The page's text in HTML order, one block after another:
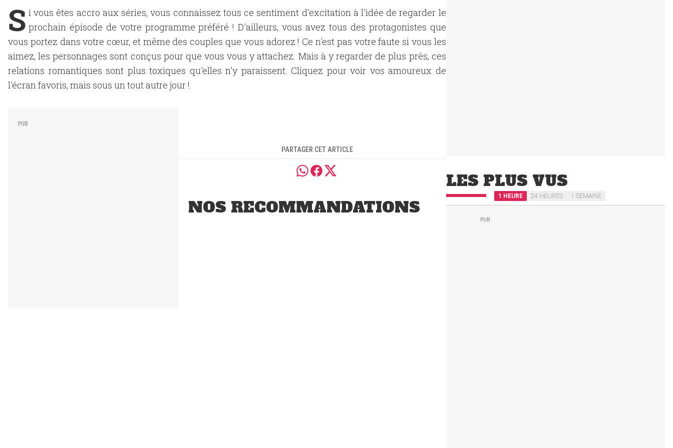
S i vous êtes accro aux séries, vous connaissez tous ce sentiment d'excitation à l'idée de regarder le
prochain épisode de votre programme préféré ! D'ailleurs, vous avez tous des protagonistes que
vous portez dans votre cœur, et même des couples que vous adorez ! Ce n'est pas votre faute si vous les
aimez, les personnages sont conçus pour que vous vous y attachez. Mais à y regarder de plus près, ces
relations romantiques sont plus toxiques qu'elles n'y paraissent. Cliquez pour voir vos amoureux de
l'écran favoris, mais sous un tout autre jour !
PARTAGER CET ARTICLE
NOS RECOMMANDATIONS
LES PLUS VUS
1 HEURE 24 HEURES 1 SEMAINE